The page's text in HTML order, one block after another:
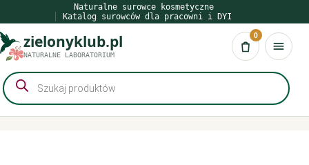
do
treści
Naturalne surowce kosmetyczne
Katalog surowców dla pracowni i DYI
zielonyklub.pl
NATURALNE LABORATORIUM Koszyk
0
Wyszukiwarka
produktów